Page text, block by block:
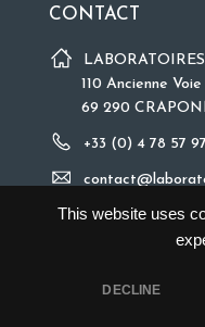
This website uses
DECLINE
CONTACT
110 Ancienne
69 290
+33 (0) 4 78 57